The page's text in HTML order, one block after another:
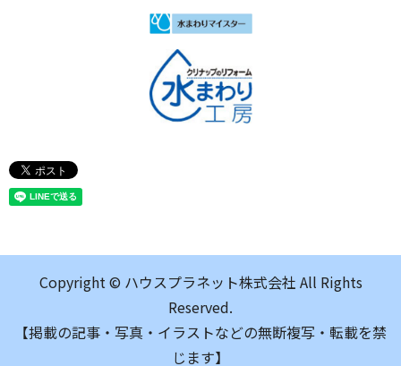
Copyright © ハウスプラネット株式会社 All Rights
Reserved.
【掲載の記事・写真・イラストなどの無断複写・転載を禁
じます】